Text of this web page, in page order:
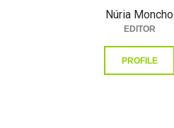
Núria Moncho
EDITOR
PROFILE